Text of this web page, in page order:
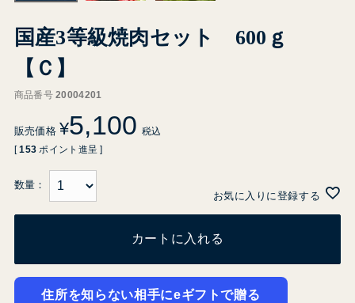
国産3等級焼肉セット 600ｇ
【Ｃ】
商品番号 20004201
販売価格 ¥5,100 税込
[ 153 ポイント進呈 ]
お気に入りに登録する
カートに入れる
住所を知らない相手にeギフトで贈る